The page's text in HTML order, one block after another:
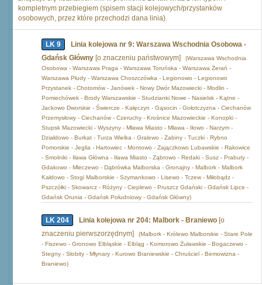
kompletnym przebiegiem (spisem stacji kolejowych/przystanków
osobowych, przez które przechodzi dana linia).
LK 9
Linia kolejowa nr 9: Warszawa Wschodnia Osobowa -
Gdańsk Główny [o znaczeniu państwowym]
(Warszawa Wschodnia
Osobowa - Warszawa Praga - Warszawa Toruńska - Warszawa Żerań -
Warszawa Płudy - Warszawa Choszczówka - Legionowo - Legionowo
Przystanek - Chotomów - Janówek - Nowy Dwór Mazowiecki - Modlin -
Pomiechówek - Brody Warszawskie - Studzianki Nowe - Nasielsk - Kątne -
Jackowo Dworskie - Świercze - Kałęczyn - Gąsocin - Gołotczyzna - Ciechanów
Przemysłowy - Ciechanów - Czeruchy - Krośnice Mazowieckie - Konopki -
Stupsk Mazowiecki - Wyszyny - Mława Miasto - Mława - Iłowo - Narzym -
Działdowo - Burkat - Turza Wielka - Gralewo - Żabiny - Tuczki - Rybno
Pomorskie - Jeglia - Hartowiec - Montowo - Zajączkowo Lubawskie - Rakowice
- Smolniki - Iława Główna - Iława Miasto - Ząbrowo - Redaki - Susz - Prabuty -
Gdakowo - Mleczewo - Dąbrówka Malborska - Gronajny - Malbork - Malbork
Kałdowo - Stogi Malborskie - Szymankowo - Lisewo - Tczew - Miłobądz -
Pszczółki - Skowarcz - Różyny - Cieplewo - Pruszcz Gdański - Gdańsk Lipce -
Gdańsk Orunia - Gdańsk Południowy - Gdańsk Główny)
LK 204 Linia kolejowa nr 204: Malbork - Braniewo [o
znaczeniu pierwszorzędnym]
(Malbork - Królewo Malborskie - Stare Pole
- Fiszewo - Gronowo Elbląskie - Elbląg - Komorowo Żuławskie - Bogaczewo -
Stegny - Słobity - Młynary - Kurowo Braniewskie - Chruściel - Bemowizna -
Braniewo)